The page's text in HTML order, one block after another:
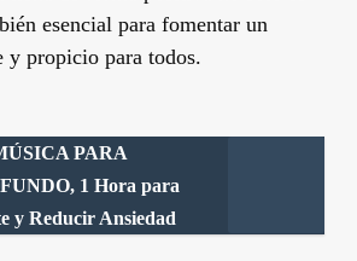
esencial para fomentar un
y propicio para todos.
PARA
1 Hora para
y Reducir Ansiedad